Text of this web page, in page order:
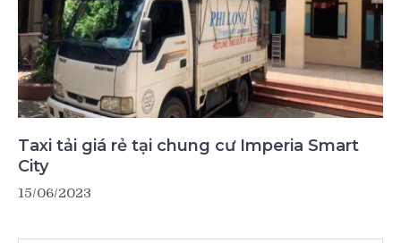
Taxi tải giá rẻ tại chung cư Imperia Smart
City
15/06/2023